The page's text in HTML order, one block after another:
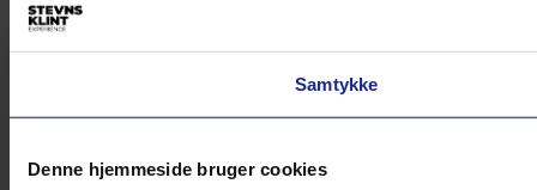
Samtykke
Denne hjemmeside bruger cookies